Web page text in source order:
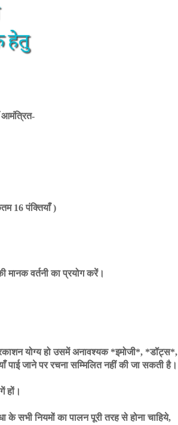
आमंत्रित-
16 पंक्तियाँ )
मानक वर्तनी का प्रयोग करें।
योग्य हो उसमें अनावश्यक *इमोजी*, *डॉट्स*,
जाने पर रचना सम्मिलित नहीं की जा सकती है।
हों।
के सभी नियमों का पालन पूरी तरह से होना चाहिये,